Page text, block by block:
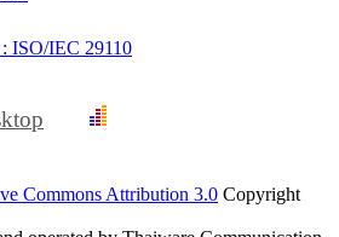
Commons Attribution 3.0 Copyright